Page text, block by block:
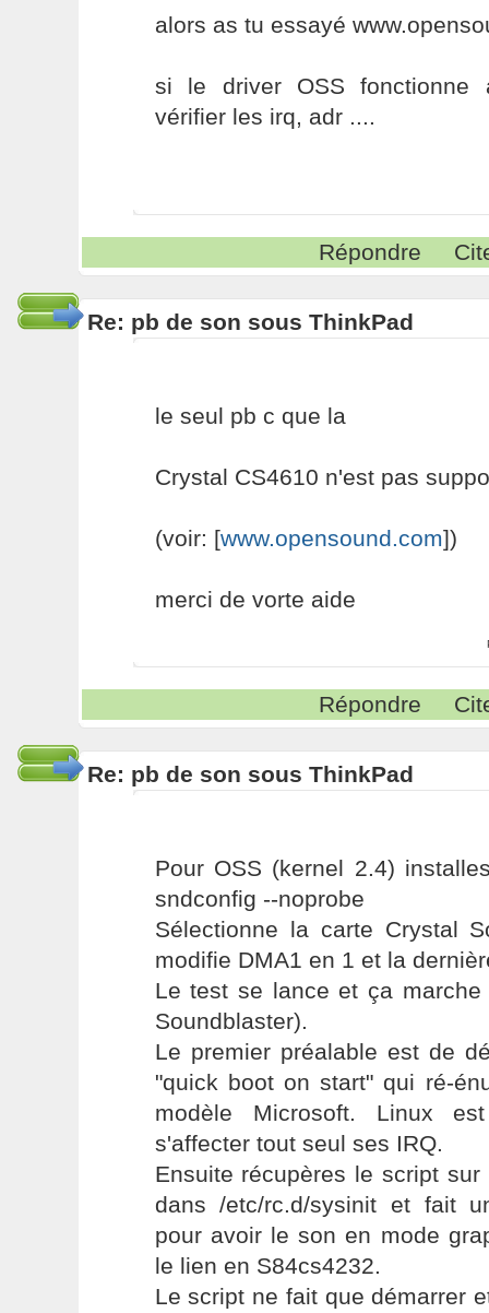
alors as tu essayé
si le driver OSS fonctionne
vérifier les irq, adr ....
Répondre
Re: pb de son sous ThinkPad
le seul pb c que la
Crystal CS4610 n'est pas
(voir: [www.opensound.com])
merci de vorte aide
Répondre
Re: pb de son sous ThinkPad
Pour OSS (kernel 2.4)
sndconfig --noprobe
Sélectionne la carte Crystal
modifie DMA1 en 1 et la
Le test se lance et ça
Soundblaster).
Le premier préalable est de
"quick boot on start" qui ré-
modèle Microsoft. Linux
s'affecter tout seul ses IRQ.
Ensuite récupères le script
dans /etc/rc.d/sysinit et fait
pour avoir le son en mode
le lien en S84cs4232.
Le script ne fait que démarrer